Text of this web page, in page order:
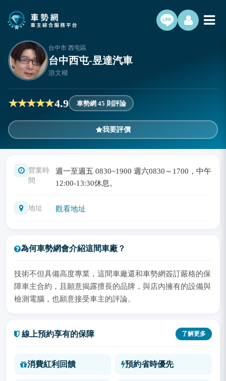
台中市 西屯區
台中西屯-昱達汽車
游文權
4.9 車勢網 45 則評論
我要評價
營業時
間
週一至週五 0830~1900 週六0830～1700，中午
12:00-13:30休息。
地址 觀看地址
為何車勢網會介紹這間車廠？
技術不但具備高度專業，這間車廠還和車勢網簽訂嚴格的保
障車主合約，且願意揭露擅長的品牌，與店內擁有的設備與
檢測電腦，也願意接受車主的評論。
線上預約享有的保障 了解更多
消費紅利回饋 預約省時優先